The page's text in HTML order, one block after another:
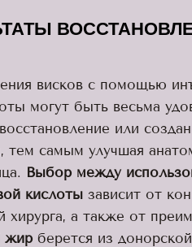
висков с помощью
могут быть весьма
или
тем самым улучшая
Выбор между
кислотызависит от
хирурга, а также от
жирберется из